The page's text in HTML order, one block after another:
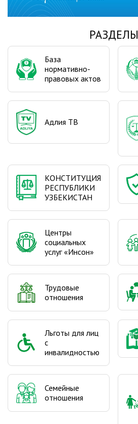
РАЗДЕЛЫ
База
нормативно-
правовых актов
Адлия ТВ
КОНСТИТУЦИЯ
РЕСПУБЛИКИ
УЗБЕКИСТАН
Центры
социальных
услуг «Инсон»
Трудовые
отношения
Льготы для лиц
с
инвалидностью
Семейные
отношения